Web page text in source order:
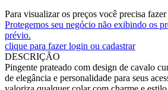
Para visualizar os preços você precisa
Protegemos seu negócio não exibindo os
prévio.
clique para fazer login ou cadastrar
DESCRIÇÃO
Pingente prateado com design de cavalo
de elegância e personalidade para seus